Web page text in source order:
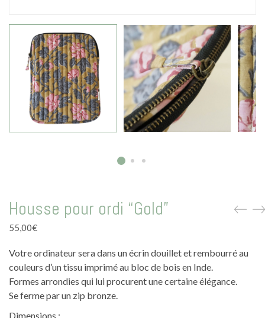
La vie en bleu
La vie en rose
Carte cadeau
Housse pour ordi “Gold”
55,00€
Votre ordinateur sera dans un écrin douillet et rembourré au
couleurs d’un tissu imprimé au bloc de bois en Inde.
Formes arrondies qui lui procurent une certaine élégance.
Se ferme par un zip bronze.
Dimensions :